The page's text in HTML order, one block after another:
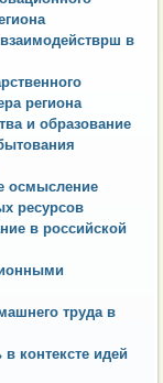
в
региона
и образование
осмысление
ресурсов
в российской
труда в
контексте идей